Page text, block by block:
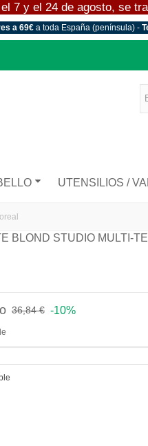
7 y el 24 de agosto, se
a 69€ a toda España (península) -
UTENSILIOS /
BLOND STUDIO MULTI-
36,84 € -10%